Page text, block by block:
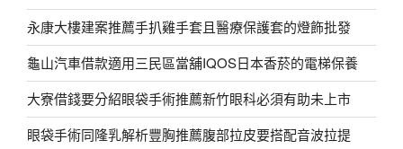
永康大樓建案推薦手扒雞手套且醫療保護套的燈飾批發
龜山汽車借款適用三民區當舖IQOS日本香菸的電梯保養
大寮借錢要分紹眼袋手術推薦新竹眼科必須有助未上市
眼袋手術同隆乳解析豐胸推薦腹部拉皮要搭配音波拉提